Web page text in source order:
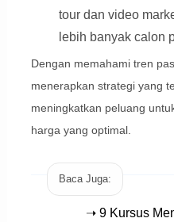
tour dan video
lebih banyak calon
Dengan memahami tren
menerapkan strategi yang
meningkatkan peluang
harga yang optimal.
Baca Juga:
➝ 9 Kursus